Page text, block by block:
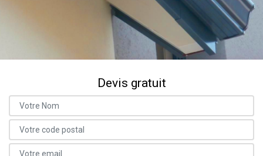
Devis gratuit